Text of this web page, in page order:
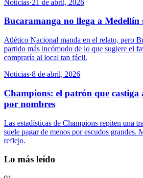
Noticias·21 de abril, 2026
Bucaramanga no llega a Medellín
Atlético Nacional manda en el relato, pero
partido más incómodo de lo que sugiere el
compraría al local tan fácil.
Noticias·8 de abril, 2026
Champions: el patrón que castiga
por nombres
Las estadísticas de Champions repiten una
suele pagar de menos por escudos grandes.
reflejo.
Lo más leído